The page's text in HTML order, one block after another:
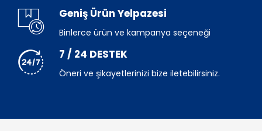
Geniş Ürün Yelpazesi
Binlerce ürün ve kampanya seçeneği
7 / 24 DESTEK
Öneri ve şikayetlerinizi bize iletebilirsiniz.